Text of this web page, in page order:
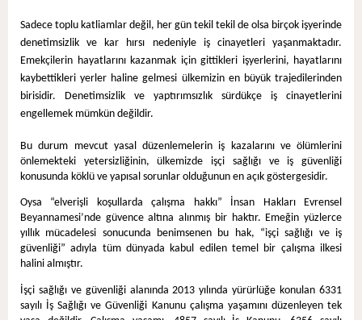
Sadece toplu katliamlar değil, her gün tekil tekil de olsa birçok işyerinde
denetimsizlik ve kar hırsı nedeniyle iş cinayetleri yaşanmaktadır.
Emekçilerin hayatlarını kazanmak için gittikleri işyerlerini, hayatlarını
kaybettikleri yerler haline gelmesi ülkemizin en büyük trajedilerinden
birisidir. Denetimsizlik ve yaptırımsızlık sürdükçe iş cinayetlerini
engellemek mümkün değildir.
Bu durum mevcut yasal düzenlemelerin iş kazalarını ve ölümlerini
önlemekteki yetersizliğinin, ülkemizde işçi sağlığı ve iş güvenliği
konusunda köklü ve yapısal sorunlar olduğunun en açık göstergesidir.
Oysa “elverişli koşullarda çalışma hakkı” İnsan Hakları Evrensel
Beyannamesi’nde güvence altına alınmış bir haktır. Emeğin yüzlerce
yıllık mücadelesi sonucunda benimsenen bu hak, “işçi sağlığı ve iş
güvenliği” adıyla tüm dünyada kabul edilen temel bir çalışma ilkesi
halini almıştır.
İşçi sağlığı ve güvenliği alanında 2013 yılında yürürlüğe konulan 6331
sayılı İş Sağlığı ve Güvenliği Kanunu çalışma yaşamını düzenleyen tek